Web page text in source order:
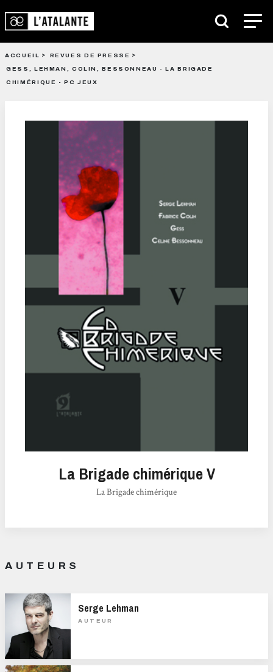
ACCUEIL
REVUES DE PRESSE
GESS, LEHMAN, COLIN, BESSONNEAU - LA BRIGADE
CHIMÉRIQUE - PC JEUX
La Brigade chimérique V
La Brigade chimérique
AUTEURS
Serge Lehman
AUTEUR